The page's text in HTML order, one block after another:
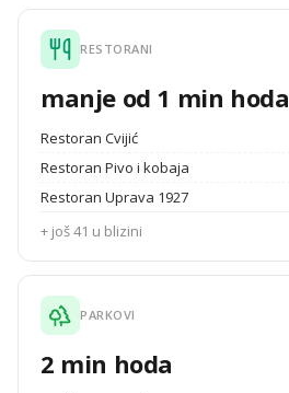
RESTORANI
manje od 1 min hoda
Restoran Cvijić
Restoran Pivo i kobaja
Restoran Uprava 1927
+ još 41 u blizini
PARKOVI
2 min hoda